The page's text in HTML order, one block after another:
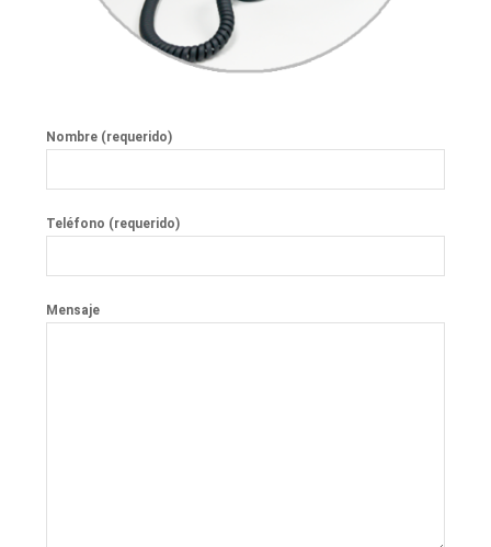
Nombre (requerido)
Teléfono (requerido)
Mensaje